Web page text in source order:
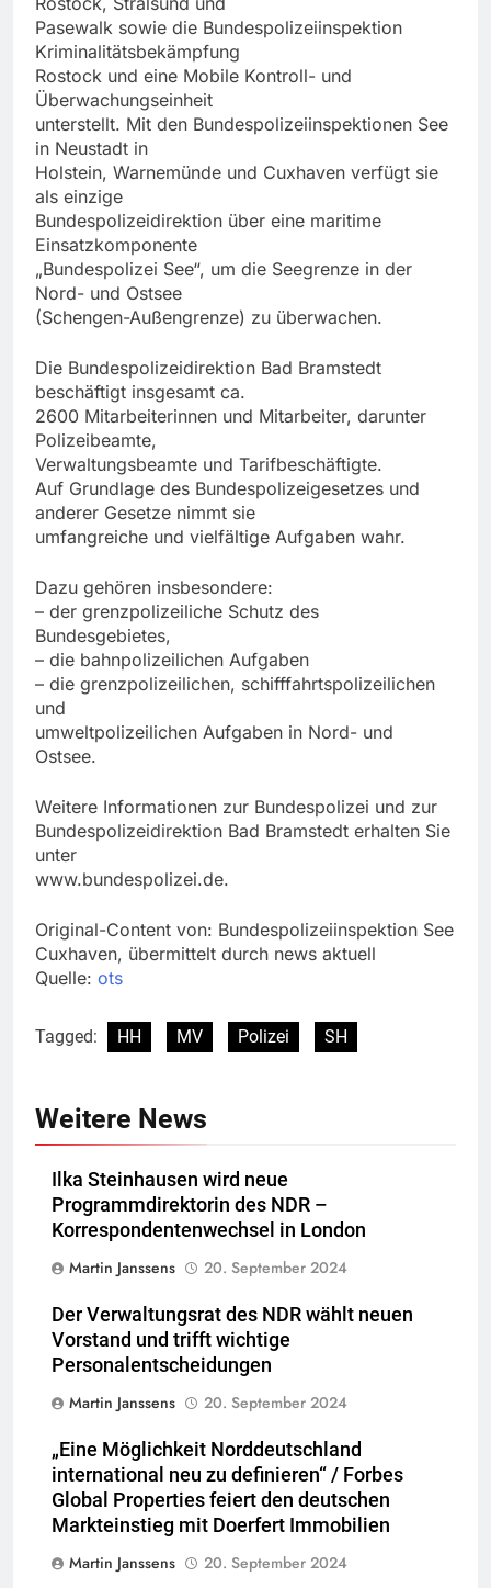
Pasewalk sowie die Bundespolizeiinspektion
Kriminalitätsbekämpfung
Rostock und eine Mobile Kontroll- und
Überwachungseinheit
unterstellt. Mit den Bundespolizeiinspektionen See
in Neustadt in
Holstein, Warnemünde und Cuxhaven verfügt sie
als einzige
Bundespolizeidirektion über eine maritime
Einsatzkomponente
„Bundespolizei See“, um die Seegrenze in der
Nord- und Ostsee
(Schengen-Außengrenze) zu überwachen.
Die Bundespolizeidirektion Bad Bramstedt
beschäftigt insgesamt ca.
2600 Mitarbeiterinnen und Mitarbeiter, darunter
Polizeibeamte,
Verwaltungsbeamte und Tarifbeschäftigte.
Auf Grundlage des Bundespolizeigesetzes und
anderer Gesetze nimmt sie
umfangreiche und vielfältige Aufgaben wahr.
Dazu gehören insbesondere:
– der grenzpolizeiliche Schutz des
Bundesgebietes,
– die bahnpolizeilichen Aufgaben
– die grenzpolizeilichen, schifffahrtspolizeilichen
und
umweltpolizeilichen Aufgaben in Nord- und
Ostsee.
Weitere Informationen zur Bundespolizei und zur
Bundespolizeidirektion Bad Bramstedt erhalten Sie
unter
www.bundespolizei.de.
Original-Content von: Bundespolizeiinspektion See
Cuxhaven, übermittelt durch news aktuell
Quelle: ots
Tagged: HH MV Polizei SH
Weitere News
Ilka Steinhausen wird neue
Programmdirektorin des NDR –
Korrespondentenwechsel in London
Martin Janssens
20. September 2024
Der Verwaltungsrat des NDR wählt neuen
Vorstand und trifft wichtige
Personalentscheidungen
Martin Janssens
20. September 2024
„Eine Möglichkeit Norddeutschland
international neu zu definieren“ / Forbes
Global Properties feiert den deutschen
Markteinstieg mit Doerfert Immobilien
Martin Janssens
20. September 2024